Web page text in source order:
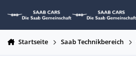
Startseite Saab Technikbereich